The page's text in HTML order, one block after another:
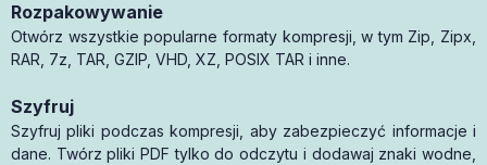
Rozpakowywanie
Otwórz wszystkie popularne formaty kompresji, w tym Zip, Zipx,
RAR, 7z, TAR, GZIP, VHD, XZ, POSIX TAR i inne.
Szyfruj
Szyfruj pliki podczas kompresji, aby zabezpieczyć informacje i
dane. Twórz pliki PDF tylko do odczytu i dodawaj znaki wodne,